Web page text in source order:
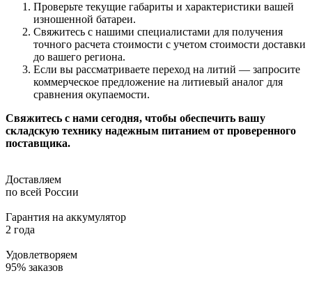
Проверьте текущие габариты и характеристики вашей
изношенной батареи.
Свяжитесь с нашими специалистами для получения
точного расчета стоимости с учетом стоимости доставки
до вашего региона.
Если вы рассматриваете переход на литий — запросите
коммерческое предложение на литиевый аналог для
сравнения окупаемости.
Свяжитесь с нами сегодня, чтобы обеспечить вашу
складскую технику надежным питанием от проверенного
поставщика.
Доставляем
по всей России
Гарантия на аккумулятор
2 года
Удовлетворяем
95% заказов